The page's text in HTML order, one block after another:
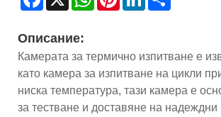
Описание:
Камерата за термично изпитване е
като камера за изпитване на цикли
ниска температура, тази камера е
за тестване и доставяне на надеждни